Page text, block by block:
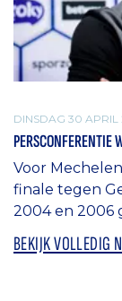
DINSDAG 30 APRIL
PERSCONFERENTIE
Voor
finale tegen
2004 en 2006
BEKIJK VOLLEDIG